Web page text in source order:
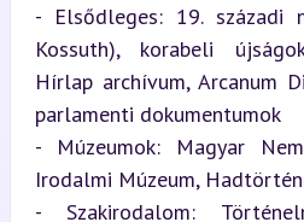
- Elsődleges: 19. századi
Kossuth), korabeli
Hírlap archívum, Arcanum
parlamenti dokumentumok
- Múzeumok: Magyar
Irodalmi Múzeum,
- Szakirodalom: